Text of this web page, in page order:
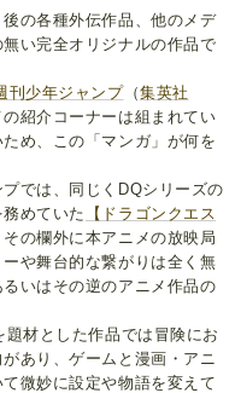
の各種外伝作品、他のメデ
い完全オリジナルの作品で
刊少年ジャンプ（集英社
紹介コーナーは組まれてい
め、この「マンガ」が何を
では、同じくDQシリーズの
めていた
【ドラゴンクエス
の欄外に本アニメの放映局
や舞台的な繋がりは全く無
いはその逆のアニメ作品の
材とした作品では冒険にお
あり、ゲームと漫画・アニ
微妙に設定や物語を変えて